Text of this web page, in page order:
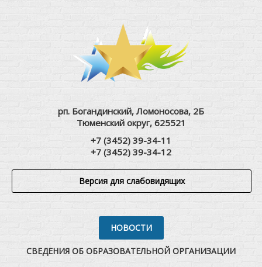
рп. Богандинский, Ломоносова, 2Б
Тюменский округ, 625521
+7 (3452) 39-34-11
+7 (3452) 39-34-12
Версия для слабовидящих
НОВОСТИ
СВЕДЕНИЯ ОБ ОБРАЗОВАТЕЛЬНОЙ ОРГАНИЗАЦИИ